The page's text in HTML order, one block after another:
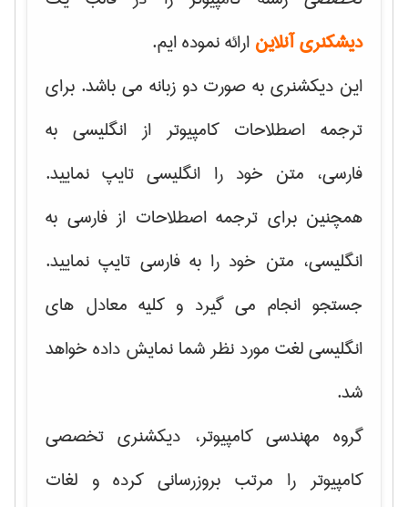
دیشکنری آنلاین ارائه نموده ایم.
این دیکشنری به صورت دو زبانه می باشد. برای
ترجمه اصطلاحات کامپیوتر از انگلیسی به
فارسی، متن خود را انگلیسی تایپ نمایید.
همچنین برای ترجمه اصطلاحات از فارسی به
انگلیسی، متن خود را به فارسی تایپ نمایید.
جستجو انجام می گیرد و کلیه معادل های
انگلیسی لغت مورد نظر شما نمایش داده خواهد
شد.
گروه مهندسی کامپیوتر، دیکشنری تخصصی
کامپیوتر را مرتب بروزرسانی کرده و لغات